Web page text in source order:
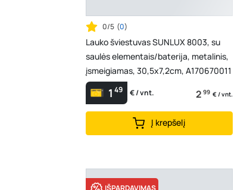
0/5 (0)
Lauko šviestuvas SUNLUX 8003, su
saulės elementais/baterija, metalinis,
įsmeigiamas, 30,5x7,2cm, A170670011
1 49 € / vnt. 2 99 € / vnt.
Į krepšelį
IŠPARDAVIMAS